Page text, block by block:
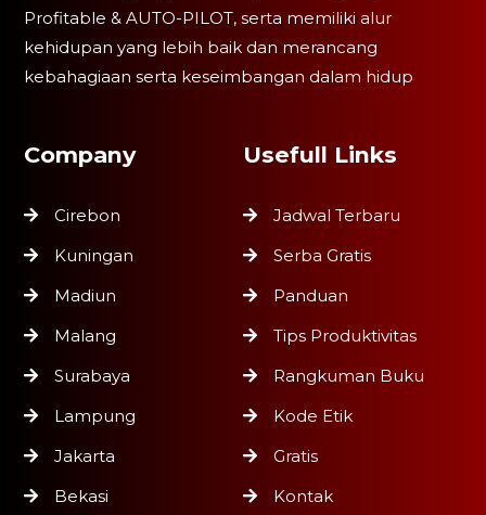
Profitable & AUTO-PILOT, serta memiliki alur
kehidupan yang lebih baik dan merancang
kebahagiaan serta keseimbangan dalam hidup
Company
Cirebon
Kuningan
Madiun
Malang
Surabaya
Lampung
Jakarta
Bekasi
Usefull Links
Jadwal Terbaru
Serba Gratis
Panduan
Tips Produktivitas
Rangkuman Buku
Kode Etik
Gratis
Kontak